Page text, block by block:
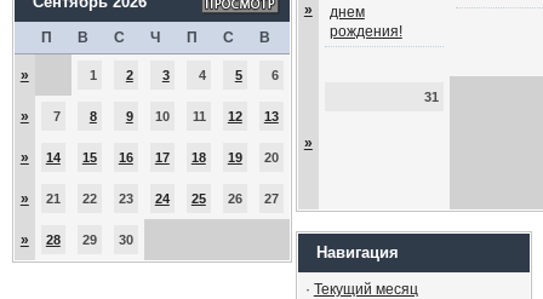
П В С Ч П С В
» 1 2 3 4 5 6
» 7 8 9 10 11 12 13
» 14 15 16 17 18 19 20
» 21 22 23 24 25 26 27
» 28 29 30
»
днем
рождения!
»
31
Навигация
· Текущий месяц